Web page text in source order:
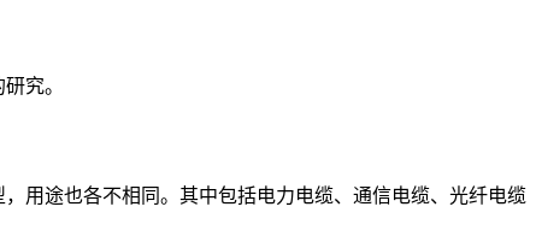
究。
用途也各不相同。其中包括电力电缆、通信电缆、光纤电缆